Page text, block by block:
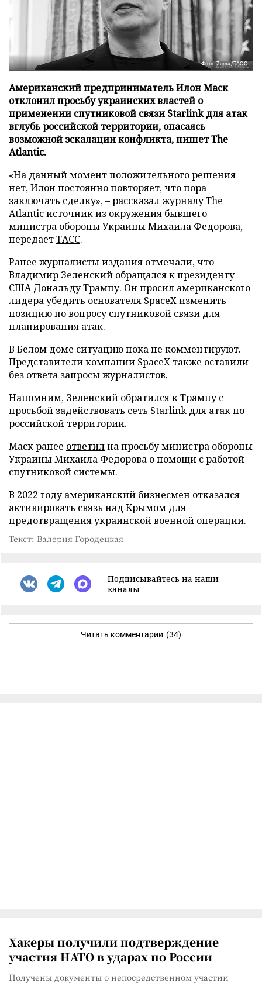
Фото: Zuma/ТАСС
Американский предприниматель Илон Маск
отклонил просьбу украинских властей о
применении спутниковой связи Starlink для атак
вглубь российской территории, опасаясь
возможной эскалации конфликта, пишет The
Atlantic.
«На данный момент положительного решения
нет, Илон постоянно повторяет, что пора
заключать сделку», – рассказал журналуThe
Atlanticисточник из окружения бывшего
министра обороны Украины Михаила Федорова,
передаетТАСС.
Ранее журналисты издания отмечали, что
Владимир Зеленский обращался к президенту
США Дональду Трампу. Он просил американского
лидера убедить основателя SpaceX изменить
позицию по вопросу спутниковой связи для
планирования атак.
В Белом доме ситуацию пока не комментируют.
Представители компании SpaceX также оставили
без ответа запросы журналистов.
Напомним, Зеленский обратилсяк Трампу с
просьбой задействовать сеть Starlink для атак по
российской территории.
Маск ранее ответилна просьбу министра обороны
Украины Михаила Федорова о помощи с работой
спутниковой системы.
В 2022 году американский бизнесмен отказался
активировать связь над Крымом для
предотвращения украинской военной операции.
Текст: Валерия Городецкая
Подписывайтесь на наши
каналы
Читать комментарии (34)
Хакеры получили подтверждение
участия НАТО в ударах по России
Получены документы о непосредственном участии